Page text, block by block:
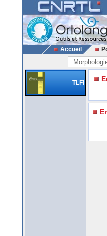
Accueil
TLFi